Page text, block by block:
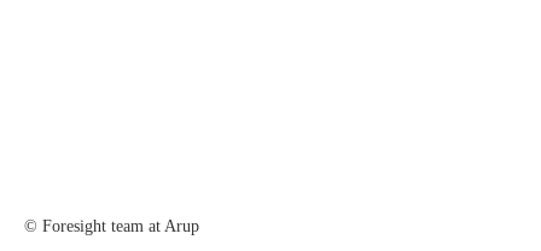
© Foresight team at Arup